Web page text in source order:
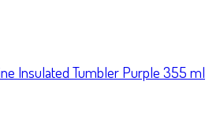
Insulated Tumbler Purple 355 ml